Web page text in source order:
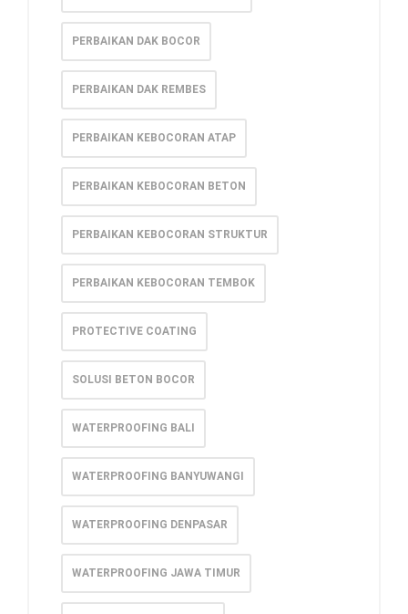
PERBAIKAN DAK BOCOR
PERBAIKAN DAK REMBES
PERBAIKAN KEBOCORAN ATAP
PERBAIKAN KEBOCORAN BETON
PERBAIKAN KEBOCORAN STRUKTUR
PERBAIKAN KEBOCORAN TEMBOK
PROTECTIVE COATING
SOLUSI BETON BOCOR
WATERPROOFING BALI
WATERPROOFING BANYUWANGI
WATERPROOFING DENPASAR
WATERPROOFING JAWA TIMUR